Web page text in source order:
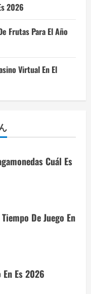
2026
Frutas Para El Año
Virtual En El
Cuál Es
De Juego En
Es 2026